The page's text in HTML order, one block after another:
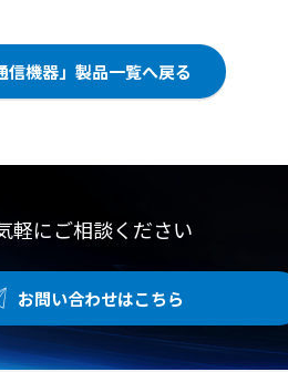
工場での10mm単位のオーダーメイ
ド製作と短納期対応 【用途・事例】
●網戸の設置が困難な場所やコスト
まされる現場での防虫対策 ●食品工
環養液の肥料濃度や酸度を自動で管
理でき、養液温度の調整も可能なた
め、作物の生育に適した環境を維持
事業としても取り組みやすいシステ
ムです。 【特徴】 ●NFT方式とス
ライド式栽培台による資材コスト抑
制と面積の有効活用 ●ハイドロコン
トローラと熱交換器を用いた養液濃
度や温度の自動管理 ●設計から施工
および導入後の栽培技術指導まで一
信機器」製品一覧へ戻る
軽にご相談ください
お問い合わせはこちら